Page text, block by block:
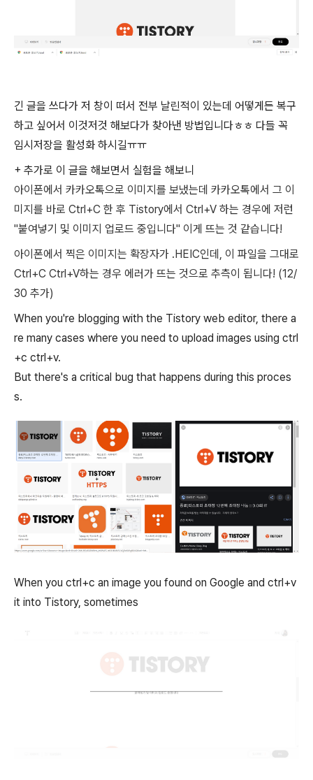
긴 글을 쓰다가 저 창이 떠서 전부 날린적이 있는데 어떻게든 복구
하고 싶어서 이것저것 해보다가 찾아낸 방법입니다ㅎㅎ 다들 꼭
임시저장을 활성화 하시길ㅠㅠ
+ 추가로 이 글을 해보면서 실험을 해보니
아이폰에서 카카오톡으로 이미지를 보냈는데 카카오톡에서 그 이
미지를 바로 Ctrl+C 한 후 Tistory에서 Ctrl+V 하는 경우에 저런
"붙여넣기 및 이미지 업로드 중입니다" 이게 뜨는 것 같습니다!
아이폰에서 찍은 이미지는 확장자가 .HEIC인데, 이 파일을 그대로
Ctrl+C Ctrl+V하는 경우 에러가 뜨는 것으로 추측이 됩니다! (12/
30 추가)
When you're blogging with the Tistory web editor, there a
re many cases where you need to upload images using ctrl
+c ctrl+v.
But there's a critical bug that happens during this proces
s.
When you ctrl+c an image you found on Google and ctrl+v
it into Tistory, sometimes